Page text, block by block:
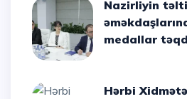
Nazirliyin təltif edilmiş
medallar
Hərbi Xidmətə Çağırılanların